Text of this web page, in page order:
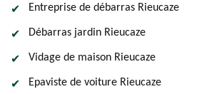
Entreprise de débarras Rieucaze
Débarras jardin Rieucaze
Vidage de maison Rieucaze
Epaviste de voiture Rieucaze